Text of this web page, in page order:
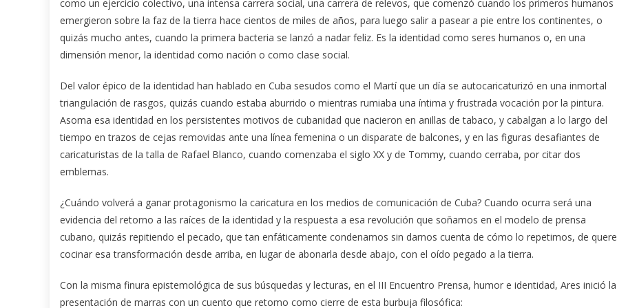
como un ejercicio colectivo, una intensa carrera social, una carrera de relevos, que comenzó cuando los primeros humanos
emergieron sobre la faz de la tierra hace cientos de miles de años, para luego salir a pasear a pie entre los continentes, o
quizás mucho antes, cuando la primera bacteria se lanzó a nadar feliz. Es la identidad como seres humanos o, en una
dimensión menor, la identidad como nación o como clase social.
Del valor épico de la identidad han hablado en Cuba sesudos como el Martí que un día se autocaricaturizó en una inmortal
triangulación de rasgos, quizás cuando estaba aburrido o mientras rumiaba una íntima y frustrada vocación por la pintura.
Asoma esa identidad en los persistentes motivos de cubanidad que nacieron en anillas de tabaco, y cabalgan a lo largo del
tiempo en trazos de cejas removidas ante una línea femenina o un disparate de balcones, y en las figuras desafiantes de
caricaturistas de la talla de Rafael Blanco, cuando comenzaba el siglo XX y de Tommy, cuando cerraba, por citar dos
emblemas.
¿Cuándo volverá a ganar protagonismo la caricatura en los medios de comunicación de Cuba? Cuando ocurra será una
evidencia del retorno a las raíces de la identidad y la respuesta a esa revolución que soñamos en el modelo de prensa
cubano, quizás repitiendo el pecado, que tan enfáticamente condenamos sin darnos cuenta de cómo lo repetimos, de
cocinar esa transformación desde arriba, en lugar de abonarla desde abajo, con el oído pegado a la tierra.
Con la misma finura epistemológica de sus búsquedas y lecturas, en el III Encuentro Prensa, humor e identidad, Ares inició la
presentación de marras con un cuento que retomo como cierre de esta burbuja filosófica: